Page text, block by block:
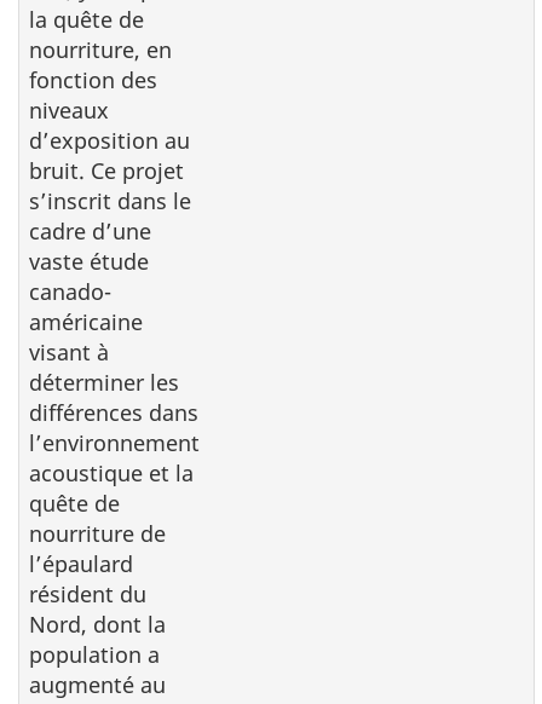
la quête de
nourriture, en
fonction des
niveaux
d’exposition au
bruit. Ce projet
s’inscrit dans le
cadre d’une
vaste étude
canado-
américaine
visant à
déterminer les
différences dans
l’environnement
acoustique et la
quête de
nourriture de
l’épaulard
résident du
Nord, dont la
population a
augmenté au